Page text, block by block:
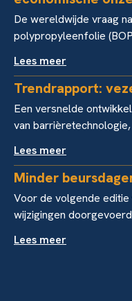
De wereldwijde vraag
polypropyleenfolie
Lees meer
Trendrapport:
Een versnelde
van
Lees meer
Minder
Voor de volgende
wijzigingen
Lees meer